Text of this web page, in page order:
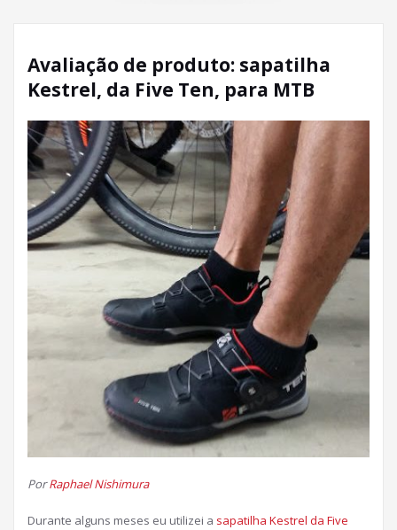
Avaliação de produto: sapatilha
Kestrel, da Five Ten, para MTB
PorRaphael Nishimura
Durante alguns meses eu utilizei a sapatilha Kestrel da Five